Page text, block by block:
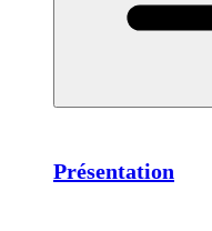
Présentation